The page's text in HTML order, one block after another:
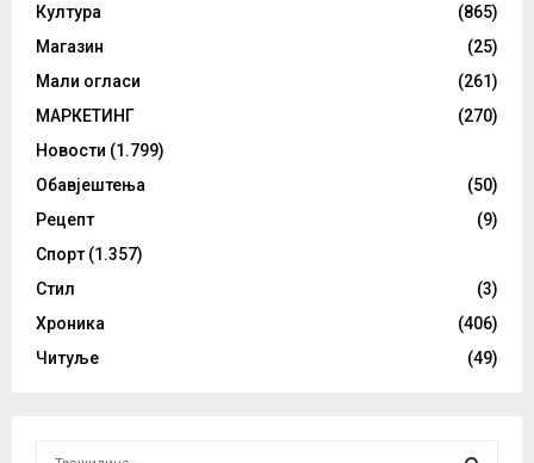
Култура
(865)
Магазин
(25)
Мали огласи
(261)
МАРКЕТИНГ
(270)
Новости (1.799)
Обавјештења
(50)
Рецепт
(9)
Спорт (1.357)
Стил
(3)
Хроника
(406)
Читуље
(49)